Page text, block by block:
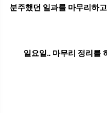
분주했던 일과를 마무리하
일요일.. 마무리 정리를